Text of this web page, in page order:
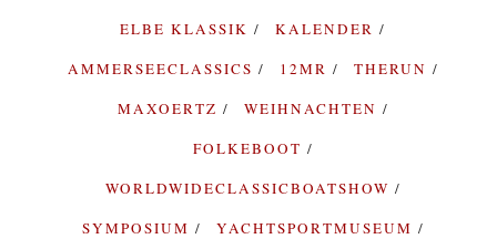
ELBE KLASSIK
KALENDER
AMMERSEECLASSICS
12MR
THERUN
MAXOERTZ
WEIHNACHTEN
FOLKEBOOT
WORLDWIDECLASSICBOATSHOW
SYMPOSIUM
YACHTSPORTMUSEUM